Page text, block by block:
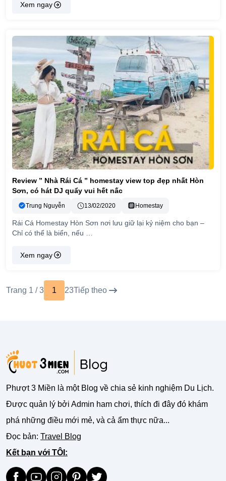
Xem ngay
Review ” Nhà Rái Cá ” homestay view top đẹp nhất Hòn
Sơn, có hát DJ quẩy vui hết nấc
Trung Nguyễn 13/02/2020 Homestay
Rái Cá Homestay Hòn Sơn nơi lưu giữ lại kỷ niệm cho bạn –
Chỉ có thể là biển, nếu …
Xem ngay
Trang 1 / 3 1 23Tiếp theo
Phượt 3 Miền là một Blog về chia sẻ kinh nghiệm Du Lịch.
Được quản lý bởi Admin ham chơi, thích đi đây đó khám
phá những điều mới mẻ, và cả ẩm thực nữa...
Đọc bản: Travel Blog
Kết bạn với TÔI: